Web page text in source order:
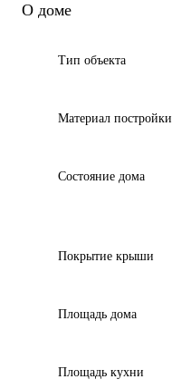
О доме
Тип объекта
Материал постройки
Состояние дома
Покрытие крыши
Площадь дома
Площадь кухни